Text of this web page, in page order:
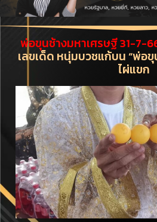
พ่อขุนช้างมหาเศรษฐี 31-7-
เลขเด็ด หนุ่มบวชแก้บน “พ่อขุ
ไผ่แขก